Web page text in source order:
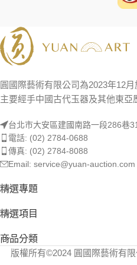
圓國際藝術有限公司為2023年12
主要經手中國古代玉器及其他東亞
台北市大安區建國南路一段286巷
電話: (02) 2784-0688
傳真: (02) 2784-8088
Email: service@yuan-auction.com
精選專題
精選項目
商品分類
版權所有©2024 圓國際藝術有